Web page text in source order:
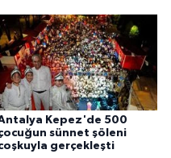
Kepez'de 500
sünnet şöleni
gerçekleşti